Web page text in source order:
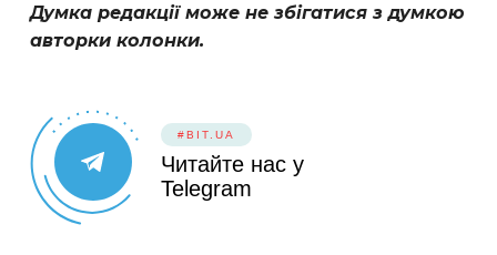
Думка редакції може не збігатися з думкою
авторки колонки.
#BIT.UA
Читайте нас у
Telegram